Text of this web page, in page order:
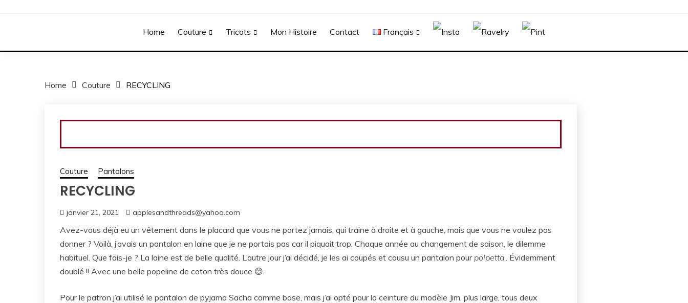
Home Couture Tricots Mon Histoire Contact Français
Home Couture RECYCLING
Couture Pantalons
RECYCLING
janvier 21, 2021 applesandthreads@yahoo.com
Avez-vous déjà eu un vêtement dans le placard que vous ne portez jamais, qui traine à droite et à gauche, mais que vous ne voulez pas
donner ? Voilà, j’avais un pantalon en laine que je ne portais pas car il piquait trop. Chaque année au changement de saison, le dilemme
habituel. Que fais-je ? La laine est de belle qualité. L’autre jour j’ai décidé, je les ai coupés et cousu un pantalon pour polpetta.. Évidemment
doublé !! Avec une belle popeline de coton très douce 😊.
Pour le patron j’ai utilisé le pantalon de pyjama Sacha comme base, mais j’ai opté pour la ceinture du modèle Jim, plus large, tous deux